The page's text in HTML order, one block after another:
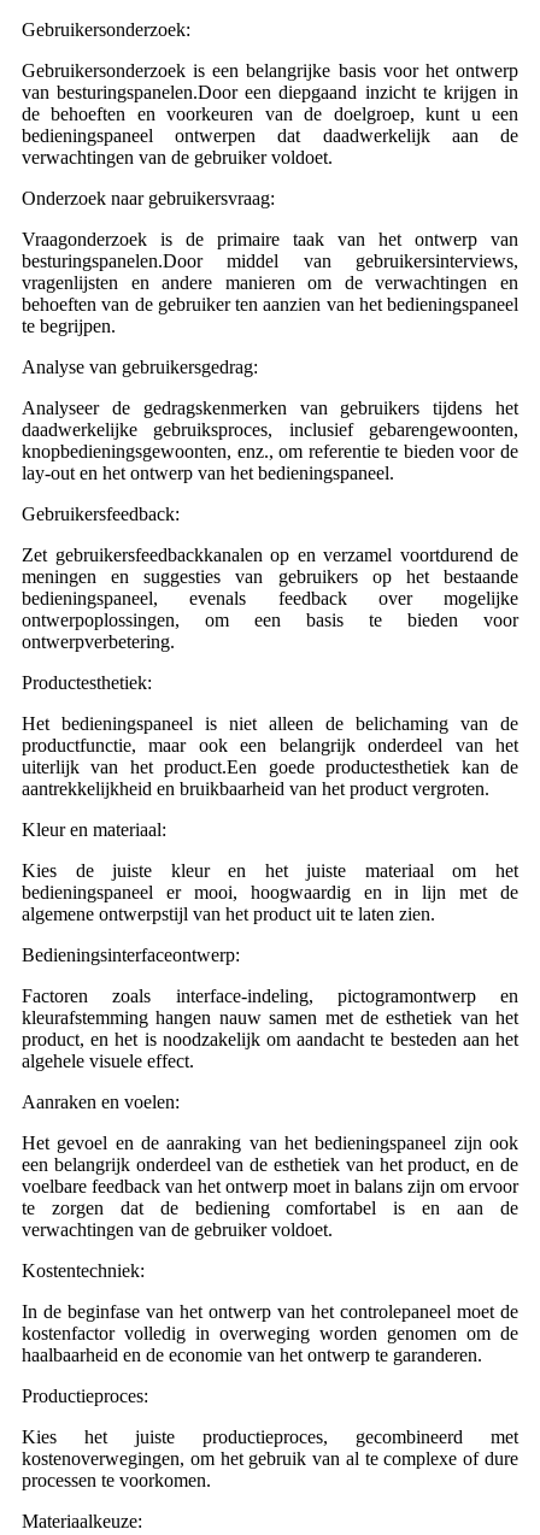
Gebruikersonderzoek:
Gebruikersonderzoek is een belangrijke basis voor het ontwerp
van besturingspanelen.Door een diepgaand inzicht te krijgen in
de behoeften en voorkeuren van de doelgroep, kunt u een
bedieningspaneel ontwerpen dat daadwerkelijk aan de
verwachtingen van de gebruiker voldoet.
Onderzoek naar gebruikersvraag:
Vraagonderzoek is de primaire taak van het ontwerp van
besturingspanelen.Door middel van gebruikersinterviews,
vragenlijsten en andere manieren om de verwachtingen en
behoeften van de gebruiker ten aanzien van het bedieningspaneel
te begrijpen.
Analyse van gebruikersgedrag:
Analyseer de gedragskenmerken van gebruikers tijdens het
daadwerkelijke gebruiksproces, inclusief gebarengewoonten,
knopbedieningsgewoonten, enz., om referentie te bieden voor de
lay-out en het ontwerp van het bedieningspaneel.
Gebruikersfeedback:
Zet gebruikersfeedbackkanalen op en verzamel voortdurend de
meningen en suggesties van gebruikers op het bestaande
bedieningspaneel, evenals feedback over mogelijke
ontwerpoplossingen, om een ​​basis te bieden voor
ontwerpverbetering.
Productesthetiek:
Het bedieningspaneel is niet alleen de belichaming van de
productfunctie, maar ook een belangrijk onderdeel van het
uiterlijk van het product.Een goede productesthetiek kan de
aantrekkelijkheid en bruikbaarheid van het product vergroten.
Kleur en materiaal:
Kies de juiste kleur en het juiste materiaal om het
bedieningspaneel er mooi, hoogwaardig en in lijn met de
algemene ontwerpstijl van het product uit te laten zien.
Bedieningsinterfaceontwerp:
Factoren zoals interface-indeling, pictogramontwerp en
kleurafstemming hangen nauw samen met de esthetiek van het
product, en het is noodzakelijk om aandacht te besteden aan het
algehele visuele effect.
Aanraken en voelen:
Het gevoel en de aanraking van het bedieningspaneel zijn ook
een belangrijk onderdeel van de esthetiek van het product, en de
voelbare feedback van het ontwerp moet in balans zijn om ervoor
te zorgen dat de bediening comfortabel is en aan de
verwachtingen van de gebruiker voldoet.
Kostentechniek:
In de beginfase van het ontwerp van het controlepaneel moet de
kostenfactor volledig in overweging worden genomen om de
haalbaarheid en de economie van het ontwerp te garanderen.
Productieproces:
Kies het juiste productieproces, gecombineerd met
kostenoverwegingen, om het gebruik van al te complexe of dure
processen te voorkomen.
Materiaalkeuze: